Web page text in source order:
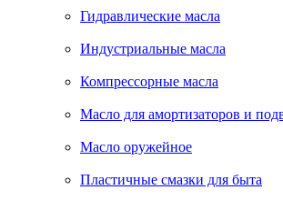
Гидравлические масла
Индустриальные масла
Компрессорные масла
Масло для амортизаторов и
Масло оружейное
Пластичные смазки для быта